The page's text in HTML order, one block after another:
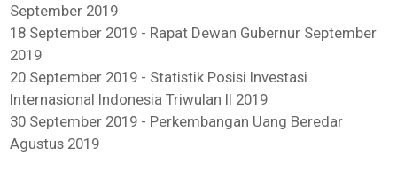
September 2019
18 September 2019 - Rapat Dewan Gubernur September
2019
20 September 2019 - Statistik Posisi Investasi
Internasional Indonesia Triwulan II 2019
30 September 2019 - Perkembangan Uang Beredar
Agustus 2019